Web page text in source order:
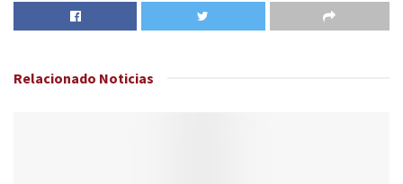
Relacionado Noticias